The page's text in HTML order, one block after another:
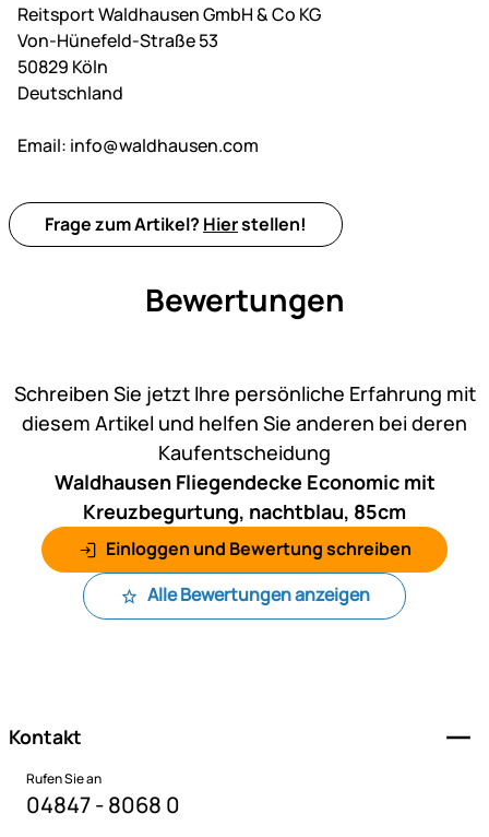
Reitsport Waldhausen GmbH & Co KG
Von-Hünefeld-Straße 53
50829 Köln
Deutschland
Email: info@waldhausen.com
Frage zum Artikel? Hierstellen!
Bewertungen
Schreiben Sie jetzt Ihre persönliche Erfahrung mit
diesem Artikel und helfen Sie anderen bei deren
Kaufentscheidung
Waldhausen Fliegendecke Economic mit
Kreuzbegurtung, nachtblau, 85cm
Einloggen und Bewertung schreiben
Alle Bewertungen anzeigen
Kontakt
Rufen Sie an
04847 - 8068 0